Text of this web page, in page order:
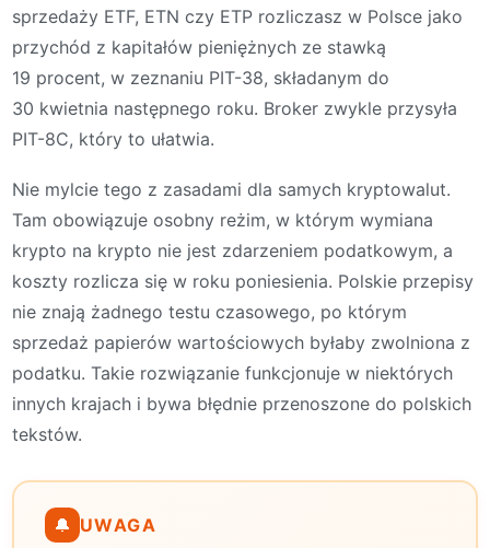
sprzedaży ETF, ETN czy ETP rozliczasz w Polsce jako
przychód z kapitałów pieniężnych ze stawką
19 procent, w zeznaniu PIT-38, składanym do
30 kwietnia następnego roku. Broker zwykle przysyła
PIT-8C, który to ułatwia.
Nie mylcie tego z zasadami dla samych kryptowalut.
Tam obowiązuje osobny reżim, w którym wymiana
krypto na krypto nie jest zdarzeniem podatkowym, a
koszty rozlicza się w roku poniesienia. Polskie przepisy
nie znają żadnego testu czasowego, po którym
sprzedaż papierów wartościowych byłaby zwolniona z
podatku. Takie rozwiązanie funkcjonuje w niektórych
innych krajach i bywa błędnie przenoszone do polskich
tekstów.
🔔 UWAGA